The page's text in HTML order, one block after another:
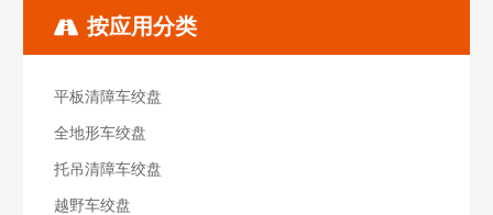
按应用分类
平板清障车绞盘
全地形车绞盘
托吊清障车绞盘
越野车绞盘